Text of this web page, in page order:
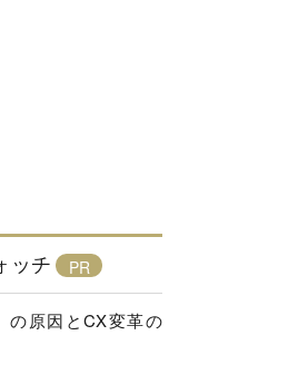
ッチ
の原因とCX変革の